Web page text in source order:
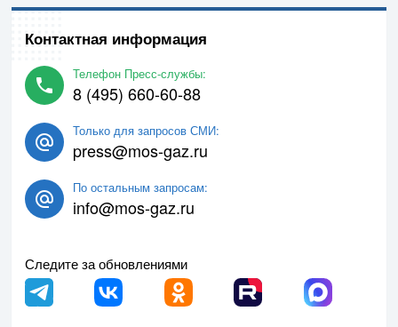
Контактная информация
Телефон Пресс-службы:
8 (495) 660-60-88
Только для запросов СМИ:
press@mos-gaz.ru
По остальным запросам:
info@mos-gaz.ru
Следите за обновлениями